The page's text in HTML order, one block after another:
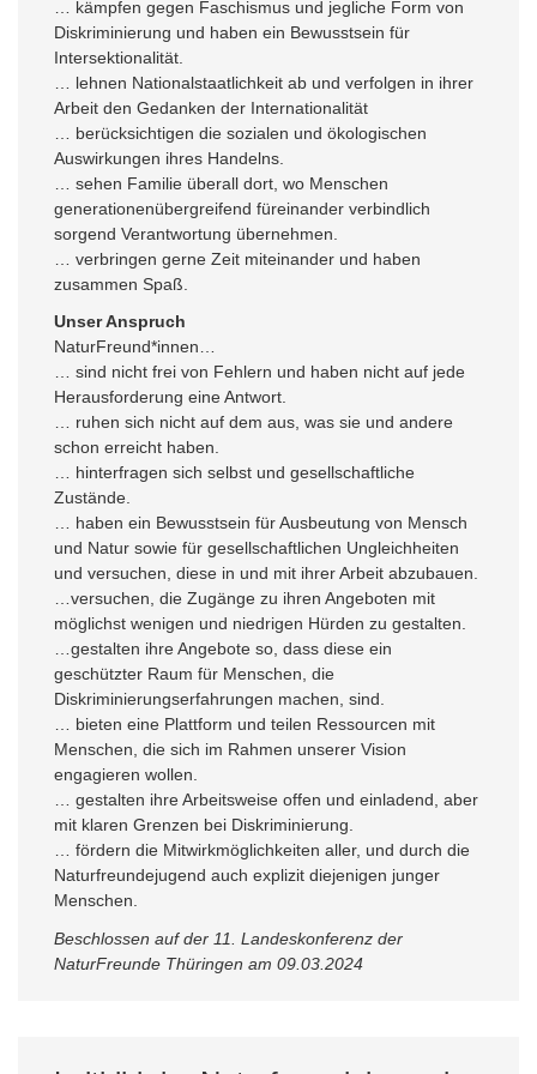
… kämpfen gegen Faschismus und jegliche Form von
Diskriminierung und haben ein Bewusstsein für
Intersektionalität.
… lehnen Nationalstaatlichkeit ab und verfolgen in ihrer
Arbeit den Gedanken der Internationalität
… berücksichtigen die sozialen und ökologischen
Auswirkungen ihres Handelns.
… sehen Familie überall dort, wo Menschen
generationenübergreifend füreinander verbindlich
sorgend Verantwortung übernehmen.
… verbringen gerne Zeit miteinander und haben
zusammen Spaß.
Unser Anspruch
NaturFreund*innen…
… sind nicht frei von Fehlern und haben nicht auf jede
Herausforderung eine Antwort.
… ruhen sich nicht auf dem aus, was sie und andere
schon erreicht haben.
… hinterfragen sich selbst und gesellschaftliche
Zustände.
… haben ein Bewusstsein für Ausbeutung von Mensch
und Natur sowie für gesellschaftlichen Ungleichheiten
und versuchen, diese in und mit ihrer Arbeit abzubauen.
…versuchen, die Zugänge zu ihren Angeboten mit
möglichst wenigen und niedrigen Hürden zu gestalten.
…gestalten ihre Angebote so, dass diese ein
geschützter Raum für Menschen, die
Diskriminierungserfahrungen machen, sind.
… bieten eine Plattform und teilen Ressourcen mit
Menschen, die sich im Rahmen unserer Vision
engagieren wollen.
… gestalten ihre Arbeitsweise offen und einladend, aber
mit klaren Grenzen bei Diskriminierung.
… fördern die Mitwirkmöglichkeiten aller, und durch die
Naturfreundejugend auch explizit diejenigen junger
Menschen.
Beschlossen auf der 11. Landeskonferenz der
NaturFreunde Thüringen am 09.03.2024